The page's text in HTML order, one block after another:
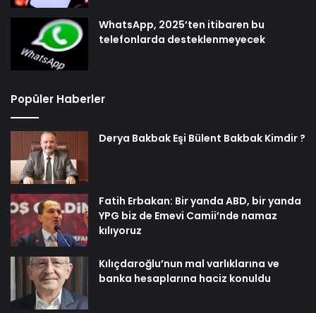
WhatsApp, 2025’ten itibaren bu
telefonlarda desteklenmeyecek
Popüler Haberler
Derya Bakbak Eşi Bülent Bakbak Kimdir ?
Fatih Erbakan: Bir yanda ABD, bir yanda
YPG biz de Emevi Camii’nde namaz
kılıyoruz
Kılıçdaroğlu’nun mal varlıklarına ve
banka hesaplarına haciz konuldu